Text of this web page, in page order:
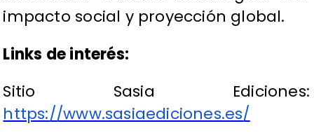
impacto social y proyección global.
Links de interés:
Sitio Sasia Ediciones:
https://www.sasiaediciones.es/